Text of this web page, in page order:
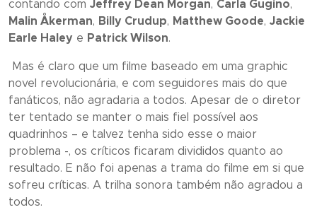
contando com Jeffrey Dean Morgan, Carla Gugino,
Malin Åkerman, Billy Crudup, Matthew Goode, Jackie
Earle Haley e Patrick Wilson.
Mas é claro que um filme baseado em uma graphic
novel
revolucionária, e com seguidores mais do que
fanáticos, não agradaria a todos. Apesar de o diretor
ter tentado se manter o mais fiel possível aos
quadrinhos – e talvez tenha sido esse o maior
problema -, os críticos ficaram divididos quanto ao
resultado. E não foi apenas a trama do filme em si que
sofreu críticas. A trilha sonora também não agradou a
todos.